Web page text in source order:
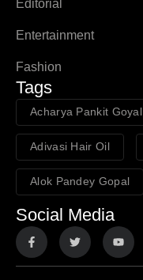
Editorial
Entertainment
Fashion
Tags
Acharya Pankit Goyal
Adivasi Hair Oil
Alok Pandey Gopal
Social Media